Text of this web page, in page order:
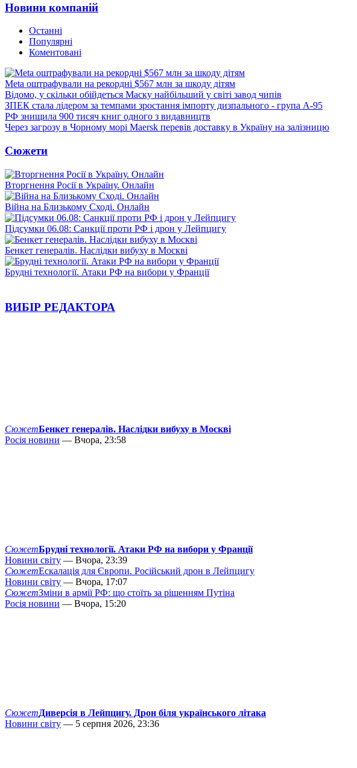
Новини компаній
Останні
Популярні
Коментовані
Meta оштрафували на рекордні $567 млн за шкоду дітям
Відомо, у скільки обійдеться Маску найбільший у світі завод чипів
ЗПЕК стала лідером за темпами зростання імпорту дизпального - група А-95
РФ знищила 900 тисяч книг одного з видавництв
Через загрозу в Чорному морі Maersk перевів доставку в Україну на залізницю
Сюжети
Вторгнення Росії в Україну. Онлайн
Війна на Близькому Сході. Онлайн
Підсумки 06.08: Санкції проти РФ і дрон у Лейпцигу
Бенкет генералів. Наслідки вибуху в Москві
Брудні технології. Атаки РФ на вибори у Франції
ВИБІР РЕДАКТОРА
СюжетБенкет генералів. Наслідки вибуху в Москві
Росія новини — Вчора, 23:58
СюжетБрудні технології. Атаки РФ на вибори у Франції
Новини світу — Вчора, 23:39
СюжетЕскалація для Європи. Російський дрон в Лейпцигу
Новини світу — Вчора, 17:07
СюжетЗміни в армії РФ: що стоїть за рішенням Путіна
Росія новини — Вчора, 15:20
СюжетДиверсія в Лейпцигу. Дрон біля українського літака
Новини світу — 5 серпня 2026, 23:36